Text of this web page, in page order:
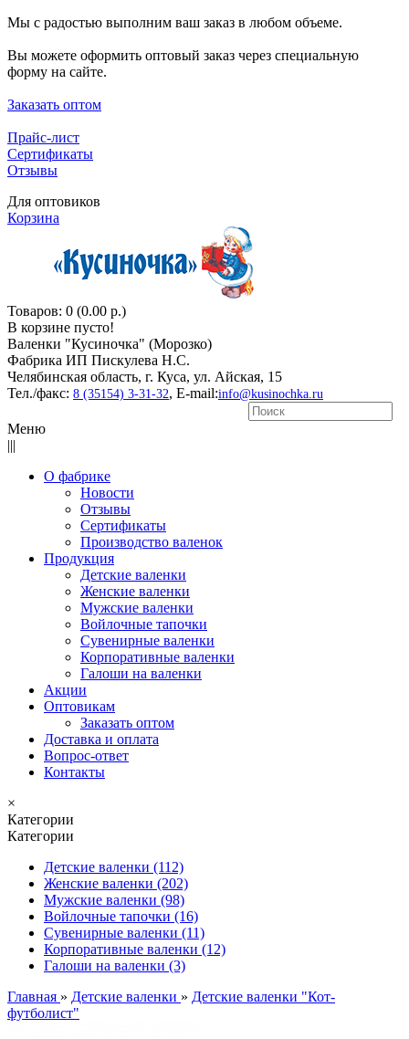
Мы с радостью выполним ваш заказ в любом объеме.
Вы можете оформить оптовый заказ через специальную
форму на сайте.
Заказать оптом
Прайс-лист
Сертификаты
Отзывы
Для оптовиков
Корзина
Товаров: 0 (0.00 р.)
В корзине пусто!
Валенки "Кусиночкa" (Морозко)
Фабрика ИП Пискулева Н.С.
Челябинская область, г. Куса, ул. Айская, 15
Тел./факс: 8 (35154) 3-31-32, E-mail:info@kusinochka.ru
Меню
|||
О фабрике
Новости
Отзывы
Сертификаты
Производство валенок
Продукция
Детские валенки
Женские валенки
Мужские валенки
Войлочные тапочки
Сувенирные валенки
Корпоративные валенки
Галоши на валенки
Акции
Оптовикам
Заказать оптом
Доставка и оплата
Вопрос-ответ
Контакты
×
Категории
Категории
Детские валенки (112)
Женские валенки (202)
Мужские валенки (98)
Войлочные тапочки (16)
Сувенирные валенки (11)
Корпоративные валенки (12)
Галоши на валенки (3)
Главная » Детские валенки » Детские валенки "Кот-
футболист"